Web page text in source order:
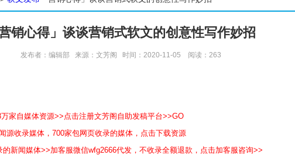
营销心得」谈谈营销式软文的创意性写作妙招
发布者：编辑部 来源：文芳阁 时间：2020-11-05 阅读： 263
家自媒体资源>>点击注册文芳阁自助发稿平台>>GO
源收录媒体，700家包网页收录的媒体，点击下载资源
的新闻媒体>>加客服微信wfg2666代发，不收录全额退款，点击加客服咨询>>